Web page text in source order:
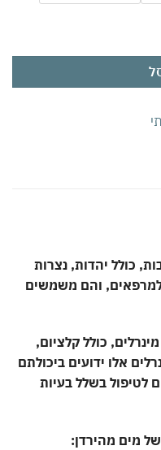
כולל יהדות, נצרות
והם משמשים
כולל קלציום,
אלו ידועים ביכולתם
לטיפול בשלל בעיות
מים מהירדן: